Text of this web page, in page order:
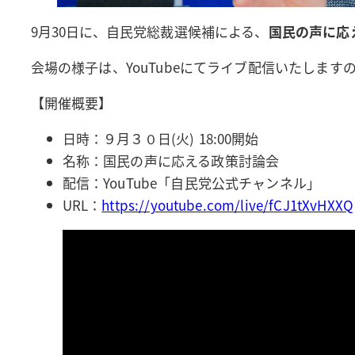
9月30日に、自民党総裁選候補による、 国民の声に
会場の様子は、YouTubeにてライブ配信いたします
【開催概要】
日時：９月３０日(火) 18:00開始
名称：国民の声に応える政策討論会
配信：YouTube「自民党公式チャンネル」
URL： https://youtube.com/live/fCJ1tXvHXXQ